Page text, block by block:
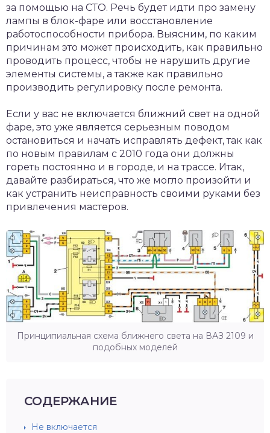
за помощью на СТО. Речь будет идти про замену
лампы в блок-фаре или восстановление
работоспособности прибора. Выясним, по каким
причинам это может происходить, как правильно
проводить процесс, чтобы не нарушить другие
элементы системы, а также как правильно
производить регулировку после ремонта.
Если у вас не включается ближний свет на одной
фаре, это уже является серьезным поводом
остановиться и начать исправлять дефект, так как
по новым правилам с 2010 года они должны
гореть постоянно и в городе, и на трассе. Итак,
давайте разбираться, что же могло произойти и
как устранить неисправность своими руками без
привлечения мастеров.
Принципиальная схема ближнего света на ВАЗ 2109 и
подобных моделей
СОДЕРЖАНИЕ
Не включается